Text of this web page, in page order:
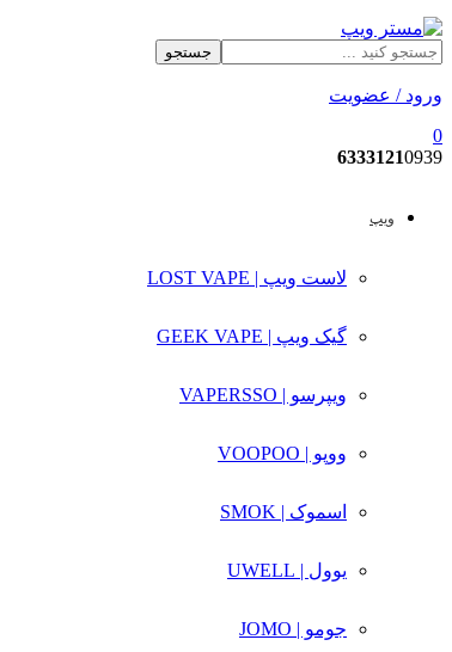
جستجو
ورود / عضویت
0
63331210939
ویپ
لاست ویپ | LOST VAPE
گیک ویپ | GEEK VAPE
ویپرسو | VAPERSSO
ووپو | VOOPOO
اسموک | SMOK
یوول | UWELL
جومو | JOMO